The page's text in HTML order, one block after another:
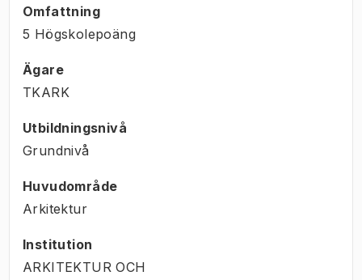
Omfattning
5 Högskolepoäng
Ägare
TKARK
Utbildningsnivå
Grundnivå
Huvudområde
Arkitektur
Institution
ARKITEKTUR OCH